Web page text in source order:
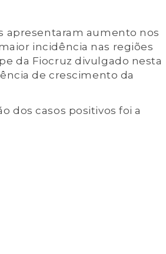
apresentaram aumento nos
incidência nas regiões
da Fiocruz divulgado nesta
de crescimento da
dos casos positivos foi a